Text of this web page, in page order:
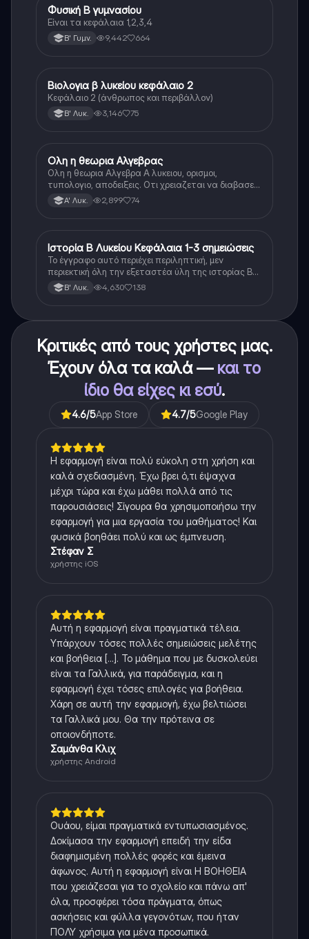
Φυσική
Φυσική Β γυμνασίου
Είναι τα κεφάλαια 1,2,3,4
Β' Γυμν. 9,442 664
Βιολογία
Βιολογια β λυκείου κεφάλαιο 2
Κεφάλαιο 2 (άνθρωπος και περιβάλλον)
Β' Λυκ. 3,146 75
Μαθηματικά
Ολη η θεωρια Αλγεβρας
Ολη η θεωρια Αλγεβρα Α λυκειου, ορισμοι,
τυπολογιο, αποδειξεις. Οτι χρειαζεται να διαβασεις
για το θεωρητικο κομματι της αλγεβρας.
Α' Λυκ. 2,899 74
Ιστορία
Ιστορία Β Λυκείου Κεφάλαια 1-3 σημειώσεις
Το έγγραφο αυτό περιέχει περιληπτική, μεν
περιεκτική όλη την εξεταστέα ύλη της ιστορίας Β
λυκείου για τα πρώτα 3 Κεφάλαια, δηλαδή την
μισή ύλη. Το έγγραφο έχει γραφτεί με προσοχή και
Β' Λυκ. 4,630 138
Κριτικές από τους χρήστες μας.
Έχουν όλα τα καλά — και το
ίδιο θα είχες κι εσύ.
4.6/5App Store 4.7/5Google Play
Η εφαρμογή είναι πολύ εύκολη στη χρήση και
καλά σχεδιασμένη. Έχω βρει ό,τι έψαχνα
μέχρι τώρα και έχω μάθει πολλά από τις
παρουσιάσεις! Σίγουρα θα χρησιμοποιήσω την
εφαρμογή για μια εργασία του μαθήματος! Και
φυσικά βοηθάει πολύ και ως έμπνευση.
Στέφαν Σ
χρήστης iOS
Αυτή η εφαρμογή είναι πραγματικά τέλεια.
Υπάρχουν τόσες πολλές σημειώσεις μελέτης
και βοήθεια [...]. Το μάθημα που με δυσκολεύει
είναι τα Γαλλικά, για παράδειγμα, και η
εφαρμογή έχει τόσες επιλογές για βοήθεια.
Χάρη σε αυτή την εφαρμογή, έχω βελτιώσει
τα Γαλλικά μου. Θα την πρότεινα σε
οποιονδήποτε.
Σαμάνθα Κλιχ
χρήστης Android
Ουάου, είμαι πραγματικά εντυπωσιασμένος.
Δοκίμασα την εφαρμογή επειδή την είδα
διαφημισμένη πολλές φορές και έμεινα
άφωνος. Αυτή η εφαρμογή είναι Η ΒΟΗΘΕΙΑ
που χρειάζεσαι για το σχολείο και πάνω απ'
όλα, προσφέρει τόσα πράγματα, όπως
ασκήσεις και φύλλα γεγονότων, που ήταν
ΠΟΛΥ χρήσιμα για μένα προσωπικά.